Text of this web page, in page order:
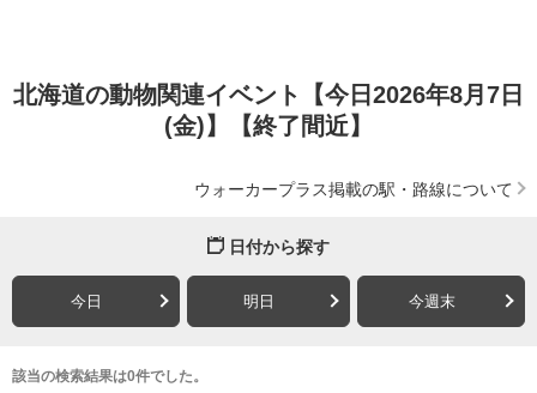
北海道の動物関連イベント【今日2026年8月7日
(金)】【終了間近】
ウォーカープラス掲載の駅・路線について
日付から探す
今日 明日 今週末
該当の検索結果は0件でした。